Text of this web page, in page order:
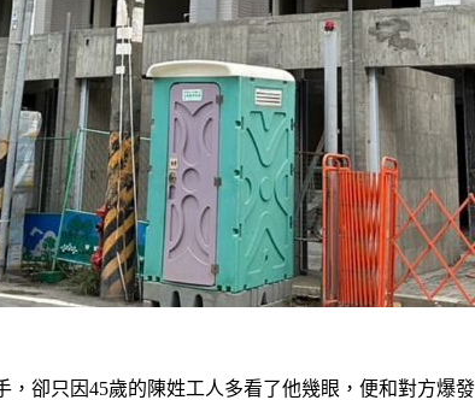
卻只因45歲的陳姓工人多看了他幾眼，便和對方爆